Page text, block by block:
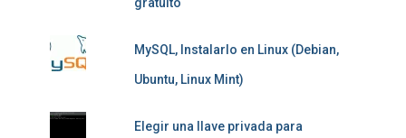
MySQL, Instalarlo en Linux (Debian,
Ubuntu, Linux Mint)
Elegir una llave privada para